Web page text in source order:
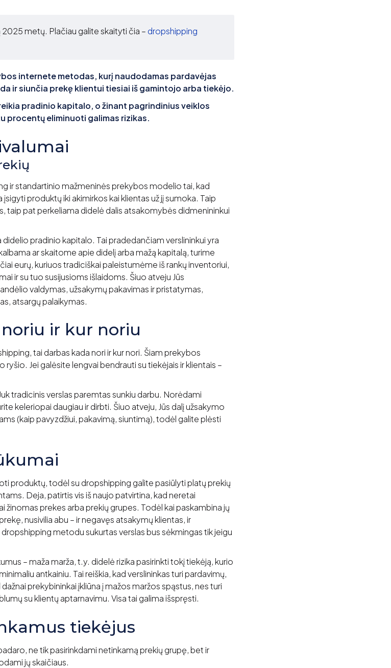
2025 metų. Plačiau galite skaityti čia – dropshipping
internete metodas, kurį naudodamas pardavėjas
ir siunčia prekę klientui tiesiai iš gamintojo arba tiekėjo.
pradinio kapitalo, o žinant pagrindinius veiklos
procentų eliminuoti galimas rizikas.
ir standartinio mažmeninės prekybos modelio tai, kad
produktų iki akimirkos kai klientas už jį sumoka. Taip
taip pat perkeliama didelė dalis atsakomybės didmenininkui
pradinio kapitalo. Tai pradedančiam verslininkui yra
ar skaitome apie didelį arba mažą kapitalą, turime
eurų, kuriuos tradiciškai paleistumėme iš rankų inventoriui,
ir su tuo susijusioms išlaidoms. Šiuo atveju Jūs
valdymas, užsakymų pakavimas ir pristatymas,
atsargų palaikymas.
ir kur noriu
tai darbas kada nori ir kur nori. Šiam prekybos
Jei galėsite lengvai bendrauti su tiekėjais ir klientais –
tradicinis verslas paremtas sunkiu darbu. Norėdami
keleriopai daugiau ir dirbti. Šiuo atveju, Jūs dalį užsakymo
(kaip pavyzdžiui, pakavimą, siuntimą), todėl galite plėsti
produktų, todėl su dropshipping galite pasiūlyti platų prekių
Deja, patirtis vis iš naujo patvirtina, kad neretai
žinomas prekes arba prekių grupes. Todėl kai paskambina jų
nusivilia abu – ir negavęs atsakymų klientas, ir
metodu sukurtas verslas bus sėkmingas tik jeigu
– maža marža, t.y. didelė rizika pasirinkti tokį tiekėją, kurio
antkainiu. Tai reiškia, kad verslininkas turi pardavimų,
prekybininkai įkliūna į mažos maržos spąstus, nes turi
su klientų aptarnavimu. Visa tai galima išspręsti.
tiekėjus
ne tik pasirinkdami netinkamą prekių grupę, bet ir
jų skaičiaus.